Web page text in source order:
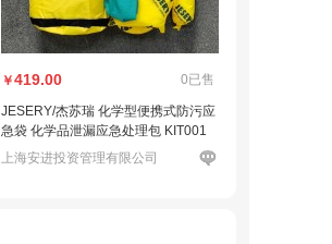
￥419.00 0已售
JESERY/杰苏瑞 化学型便携式防污应
急袋 化学品泄漏应急处理包 KIT001
上海安进投资管理有限公司